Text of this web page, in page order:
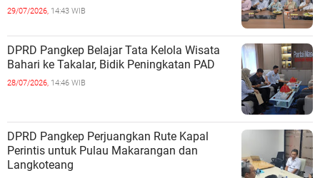
29/07/2026, 14:43 WIB
DPRD Pangkep Belajar Tata Kelola Wisata
Bahari ke Takalar, Bidik Peningkatan PAD
28/07/2026, 14:46 WIB
DPRD Pangkep Perjuangkan Rute Kapal
Perintis untuk Pulau Makarangan dan
Langkoteang